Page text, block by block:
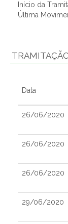
Início da
Última
Data
26/06/2020
26/06/2020
26/06/2020
29/06/2020